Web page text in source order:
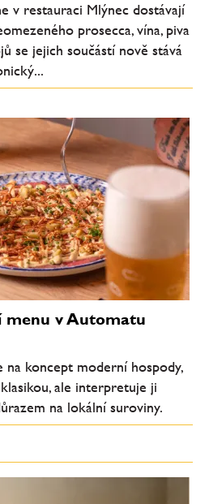
v restauraci Mlýnec dostávají
prosecca, vína, piva
se jejich součástí nově stává
menu v Automatu
na koncept moderní hospody,
ale interpretuje ji
na lokální suroviny.